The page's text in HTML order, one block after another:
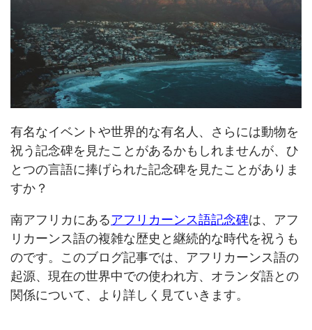
有名なイベントや世界的な有名人、さらには動物を
祝う記念碑を見たことがあるかもしれませんが、ひ
とつの言語に捧げられた記念碑を見たことがありま
すか？
南アフリカにあるアフリカーンス語記念碑は、アフ
リカーンス語の複雑な歴史と継続的な時代を祝うも
のです。このブログ記事では、アフリカーンス語の
起源、現在の世界中での使われ方、オランダ語との
関係について、より詳しく見ていきます。